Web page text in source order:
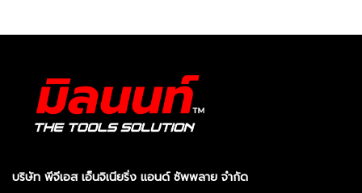
บริษัท พีจีเอส เอ็นจิเนียริ่ง แอนด์ ซัพพลาย จำกัด